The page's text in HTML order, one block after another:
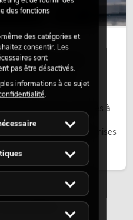
: des
résistants aux
motorisés destinés à
sont utilisées lors de
en plein air, de mises
extérieures
des fonctions
des catégories et
consentir. Les
sont
pas être désactivés.
informations à ce sujet
.